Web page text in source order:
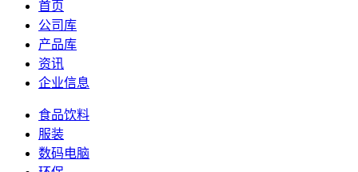
首页
公司库
产品库
资讯
企业信息
食品饮料
服装
数码电脑